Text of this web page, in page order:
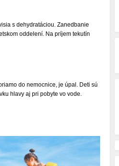
s dehydratáciou. Zanedbanie
oddelení. Na príjem tekutín
do nemocnice, je úpal. Deti sú
hlavy aj pri pobyte vo vode.